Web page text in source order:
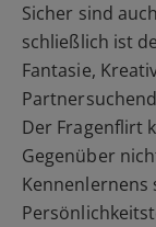
Sicher sind
schließlich ist
Fantasie,
Der Fragenflirt
Gegenüber
Kennenlernens